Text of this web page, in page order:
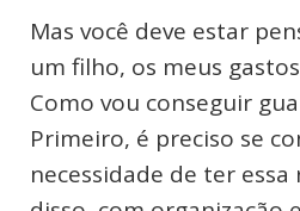
Mas você deve estar
um filho, os meus
Como vou conseguir
Primeiro, é preciso se
necessidade de ter essa